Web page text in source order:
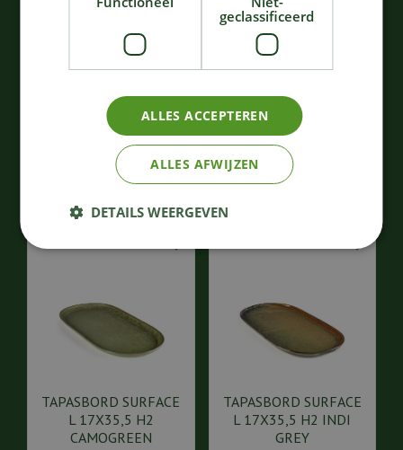
SCHAAL SURFACE D32
105 00
Bestellen
CONTOUR SNIJPLANK
€ 74,
Bestellen
TAPASBORD SURFACE
L 17X35,5 H2
CAMOGREEN
TAPASBORD SURFACE
L 17X35,5 H2 INDI
GREY
geclassificeerd
ALLES ACCEPTEREN
ALLES AFWIJZEN
DETAILS WEERGEVEN